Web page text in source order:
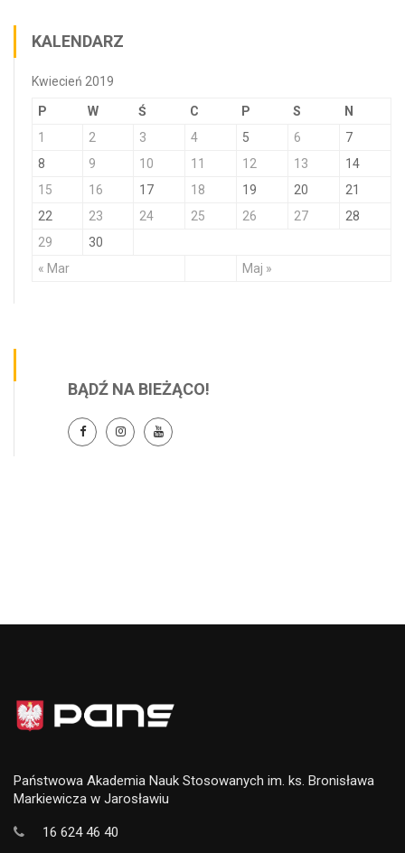
KALENDARZ
Kwiecień 2019
P W Ś C P S N
« Mar Maj »
1 2 3 4 5 6
7
8
9 10 11 12 13
14
15
16 17 18 19 20
21
22
23 24 25 26 27
28
29
30
BĄDŹ NA BIEŻĄCO!
Państwowa Akademia Nauk Stosowanych im. ks. Bronisława
Markiewicza w Jarosławiu
16 624 46 40